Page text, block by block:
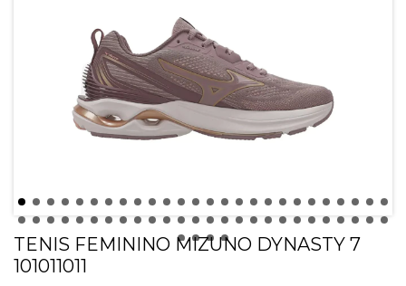
TENIS FEMININO MIZUNO DYNASTY 7
101011011